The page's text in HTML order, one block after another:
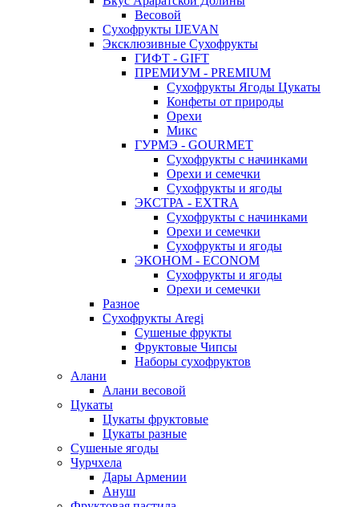
Весовой
Сухофрукты IJEVAN
Эксклюзивные Сухофрукты
ГИФТ - GIFT
ПРЕМИУМ - PREMIUM
Сухофрукты Ягоды Цукаты
Конфеты от природы
Орехи
Микс
ГУРМЭ - GOURMET
Сухофрукты с начинками
Орехи и семечки
Сухофрукты и ягоды
ЭКСТРА - EXTRA
Сухофрукты с начинками
Орехи и семечки
Сухофрукты и ягоды
ЭКОНОМ - ECONOM
Сухофрукты и ягоды
Орехи и семечки
Разное
Сухофрукты Aregi
Сушеные фрукты
Фруктовые Чипсы
Наборы сухофруктов
Алани
Алани весовой
Цукаты
Цукаты фруктовые
Цукаты разные
Сушеные ягоды
Чурчхела
Дары Армении
Ануш